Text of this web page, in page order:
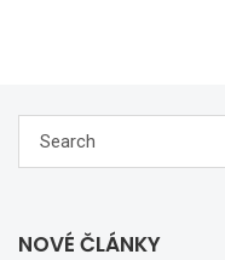
NOVÉ ČLÁNKY